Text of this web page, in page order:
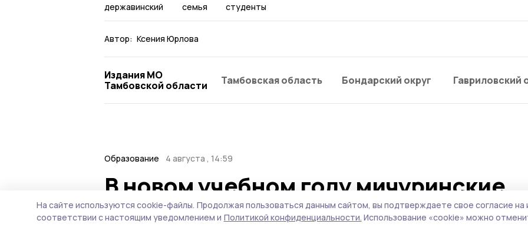
державинский семья студенты
Автор: Ксения Юрлова
Издания МО
Тамбовской области
Тамбовская область Бондарский округ Гавриловский
Образование 4 августа , 14:59
В новом учебном году мичуринские
школы перейдут на триместры
На сайте используются cookie-файлы. Продолжая пользоваться данным сайтом, вы подтверждаете свое согласие на
соответствии с настоящим уведомлением и Политикой конфиденциальности. Использование «cookie» можно